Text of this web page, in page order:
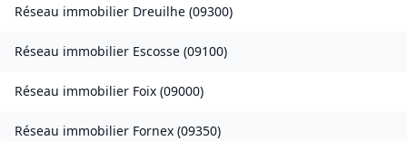
Réseau immobilier Dreuilhe (09300)
Réseau immobilier Escosse (09100)
Réseau immobilier Foix (09000)
Réseau immobilier Fornex (09350)